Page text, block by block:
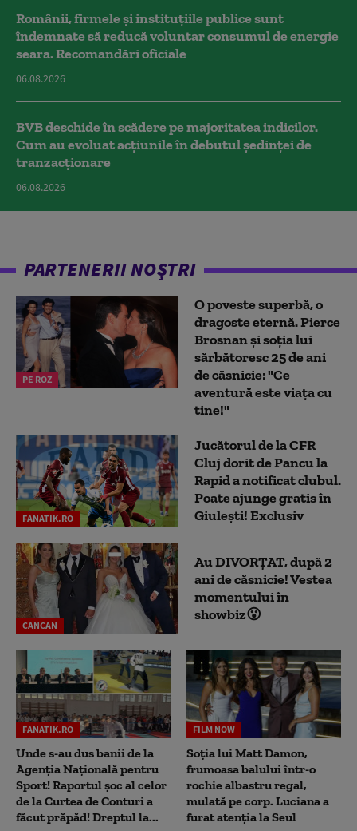
Românii, firmele și instituțiile publice sunt
îndemnate să reducă voluntar consumul de energie
seara. Recomandări oficiale
06.08.2026
BVB deschide în scădere pe majoritatea indicilor.
Cum au evoluat acțiunile în debutul ședinței de
tranzacționare
06.08.2026
PARTENERII NOȘTRI
PE ROZ
O poveste superbă, o
dragoste eternă. Pierce
Brosnan și soția lui
sărbătoresc 25 de ani
de căsnicie: "Ce
aventură este viața cu
tine!"
FANATIK.RO
Jucătorul de la CFR
Cluj dorit de Pancu la
Rapid a notificat clubul.
Poate ajunge gratis în
Giulești! Exclusiv
CANCAN
Au DIVORȚAT, după 2
ani de căsnicie! Vestea
momentului în
showbiz😮
FANATIK.RO
Unde s-au dus banii de la
Agenția Națională pentru
Sport! Raportul șoc al celor
de la Curtea de Conturi a
făcut prăpăd! Dreptul la...
FILM NOW
Soția lui Matt Damon,
frumoasa balului într-o
rochie albastru regal,
mulată pe corp. Luciana a
furat atenția la Seul